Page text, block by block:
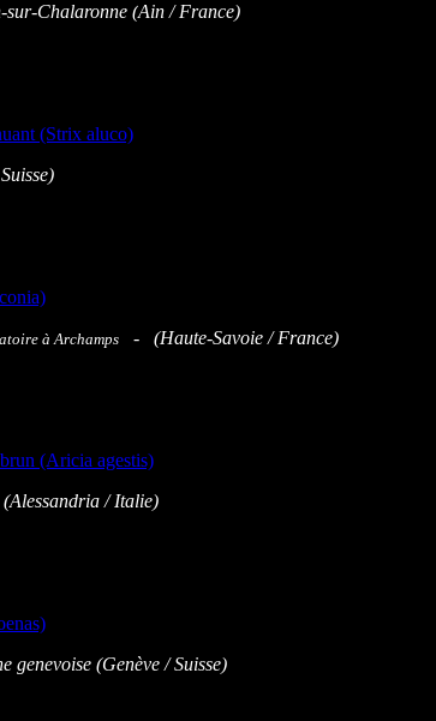
Chalaronne (Ain / France)
àArchamps- (Haute-Savoie / France)
/ Italie)
(Genève / Suisse)